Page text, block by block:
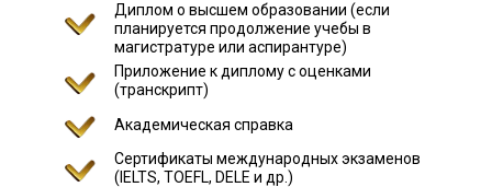
Диплом о высшем образовании (если
планируется продолжение учебы в
магистратуре или аспирантуре)
Приложение к диплому с оценками
(транскрипт)
Академическая справка
Сертификаты международных экзаменов
(IELTS, TOEFL, DELE и др.)